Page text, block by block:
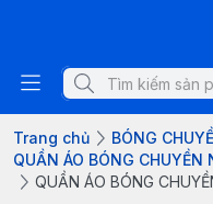
Trang chủ
BÓNG
QUẦN ÁO BÓNG CHUYỀN
QUẦN ÁO BÓNG